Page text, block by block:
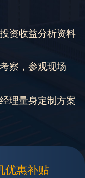
资收益分析资料
察，参观现场
理量身定制方案
优惠补贴